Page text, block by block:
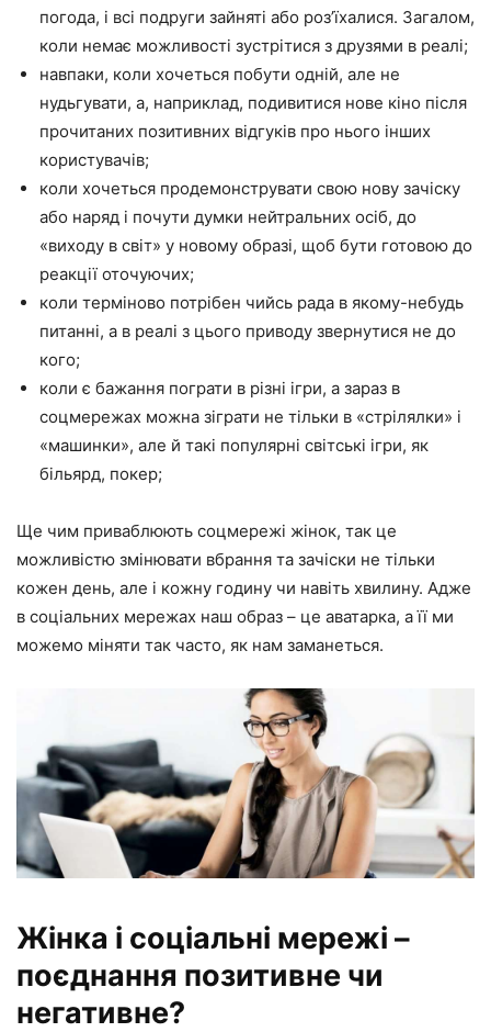
погода, і всі подруги зайняті або роз’їхалися. Загалом,
коли немає можливості зустрітися з друзями в реалі;
навпаки, коли хочеться побути одній, але не
нудьгувати, а, наприклад, подивитися нове кіно після
прочитаних позитивних відгуків про нього інших
користувачів;
коли хочеться продемонструвати свою нову зачіску
або наряд і почути думки нейтральних осіб, до
«виходу в світ» у новому образі, щоб бути готовою до
реакції оточуючих;
коли терміново потрібен чийсь рада в якому-небудь
питанні, а в реалі з цього приводу звернутися не до
кого;
коли є бажання пограти в різні ігри, а зараз в
соцмережах можна зіграти не тільки в «стрілялки» і
«машинки», але й такі популярні світські ігри, як
більярд, покер;
Ще чим приваблюють соцмережі жінок, так це
можливістю змінювати вбрання та зачіски не тільки
кожен день, але і кожну годину чи навіть хвилину. Адже
в соціальних мережах наш образ – це аватарка, а її ми
можемо міняти так часто, як нам заманеться.
Жінка і соціальні мережі –
поєднання позитивне чи
негативне?